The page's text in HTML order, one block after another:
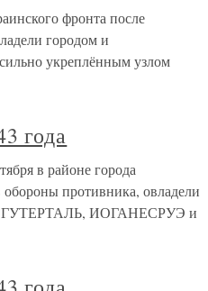
фронта после
городом и
укреплённым узлом
года
в районе города
противника, овладели
ГУТЕРТАЛЬ, ИОГАНЕСРУЭ и